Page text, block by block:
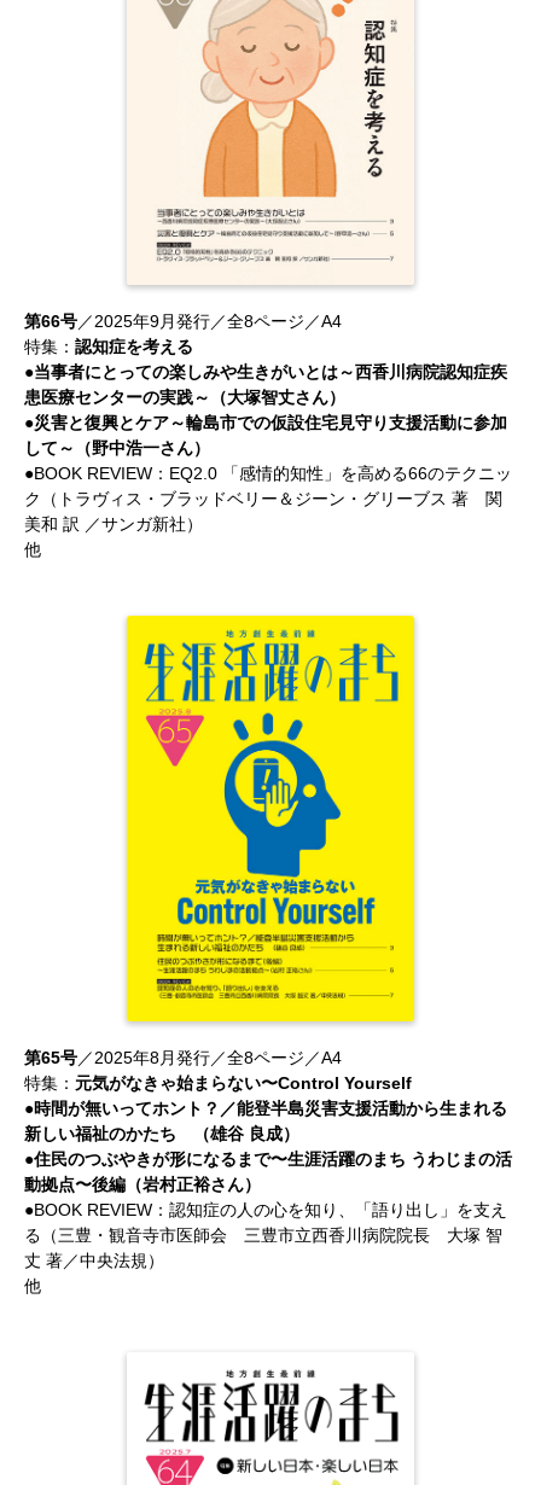
第66号／2025年9月発行／全8ページ／A4
特集： 認知症を考える
●当事者にとっての楽しみや生きがいとは～西香川病院認知症疾
患医療センターの実践～（大塚智丈さん）
●災害と復興とケア～輪島市での仮設住宅見守り支援活動に参加
して～（野中浩一さん）
●BOOK REVIEW：EQ2.0 「感情的知性」を高める66のテクニッ
ク（トラヴィス・ブラッドベリー＆ジーン・グリーブス 著 関
美和 訳 ／サンガ新社）
他
第65号／2025年8月発行／全8ページ／A4
特集： 元気がなきゃ始まらない〜Control Yourself
●時間が無いってホント？／能登半島災害支援活動から生まれる
新しい福祉のかたち （雄谷 良成）
●住民のつぶやきが形になるまで〜生涯活躍のまち うわじまの活
動拠点〜後編（岩村正裕さん）
●BOOK REVIEW：認知症の人の心を知り、「語り出し」を支え
る（三豊・観音寺市医師会 三豊市立西香川病院院長 大塚 智
丈 著／中央法規）
他